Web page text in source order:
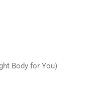
Body for You)